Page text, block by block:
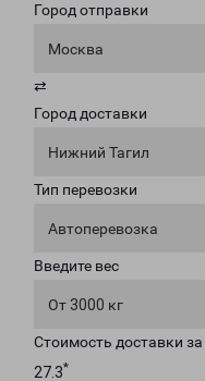
Город отправки
Москва
⇄
Город доставки
Нижний Тагил
Тип перевозки
Автоперевозка
Введите вес
От 3000 кг
Стоимость доставки
27.3*